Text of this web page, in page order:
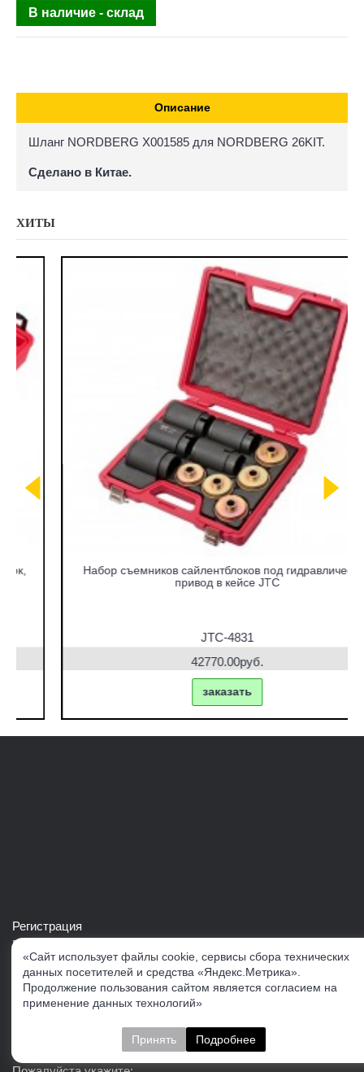
В наличие - склад
Описание
Шланг NORDBERG X001585 для NORDBERG 26KIT.
Сделано в Китае.
ХИТЫ
Набор съемников сайлентблоков под гидравлический
привод в кейсе JTC
JTC-4831
42770.00руб.
заказать
Регистрация
Войти в свой аккаунт
Скачать каталог продукции VERTUL
Следите за нами
«Сайт использует файлы cookie, сервисы сбора технических
данных посетителей и средства «Яндекс.Метрика».
Продолжение пользования сайтом является согласием на
применение данных технологий»
Принять Подробнее